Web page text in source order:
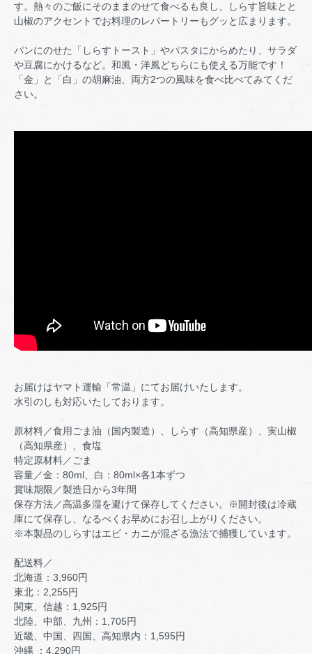
す。熱々のご飯にそのままのせて食べるも良し、しらす旨味とと
山椒のアクセントでお料理のレパートリーもグッと広まります。
パンにのせた「しらすトースト」やパスタにからめたり、サラダ
や豆腐にかけるなど。和風・洋風どちらにも使える万能です！
「金」と「白」の胡麻油、両方2つの風味を食べ比べてみてくだ
さい。
お届けはヤマト運輸「常温」にてお届けいたします。
水引のしも対応いたしております。
原材料／食用ごま油（国内製造）、しらす（高知県産）、実山椒
（高知県産）、食塩
特定原材料／ごま
容量／金：80ml、白：80ml×各1本ずつ
賞味期限／製造日から3年間
保存方法／高温多湿を避けて保存してください。※開封後は冷蔵
庫にて保存し、なるべくお早めにお召し上がりください。
※本製品のしらすはエビ・カニが混ざる漁法で捕獲しています。
配送料／
北海道：3,960円
東北：2,255円
関東、信越：1,925円
北陸、中部、九州：1,705円
近畿、中国、四国、高知県内：1,595円
沖縄 ：4,290円